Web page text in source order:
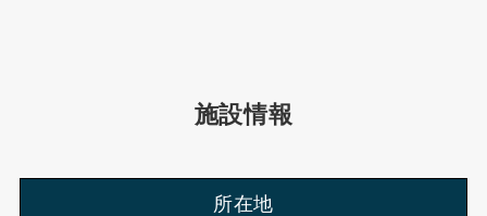
施設情報
所在地